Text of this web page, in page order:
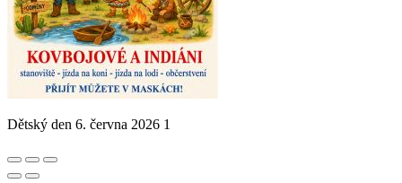
Dětský den 6. června 2026 1